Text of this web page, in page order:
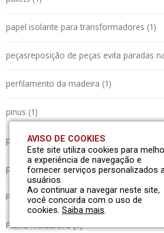
papel isolante para transformadores (1)
peçasreposição de peças evita paradas
perfilamento da madeira (1)
pinus (1)
plaina (1)
plaina (1)
Plaina 2 Faces para Desengrosso - PL-500
Plaina Moldureira (1)
AVISO DE COOKIES
Este site utiliza cookies para
a experiência de navegação e
fornecer serviços personalizados
usuários.
Ao continuar a navegar neste site,
você concorda com o uso de
cookies. Saiba mais.